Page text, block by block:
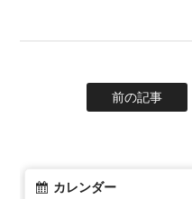
前の記事
カレンダー